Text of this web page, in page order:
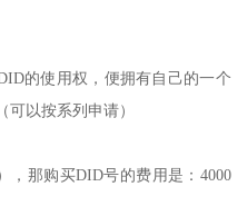
的使用权，便拥有自己的一个
以按系列申请）
，那购买DID号的费用是：4000